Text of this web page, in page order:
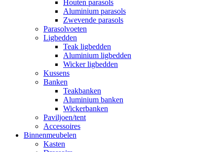
Houten parasols
Aluminium parasols
Zwevende parasols
Parasolvoeten
Ligbedden
Teak ligbedden
Aluminium ligbedden
Wicker ligbedden
Kussens
Banken
Teakbanken
Aluminium banken
Wickerbanken
Paviljoen/tent
Accessoires
Binnenmeubelen
Kasten